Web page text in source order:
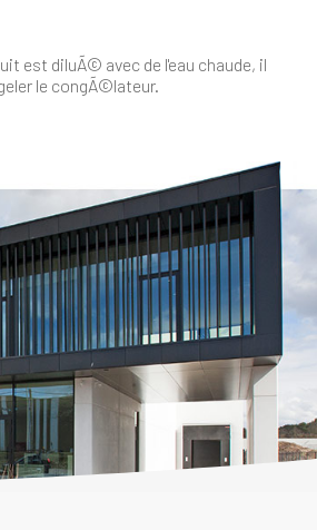
est diluÃ© avec de l'eau chaude, il
le congÃ©lateur.